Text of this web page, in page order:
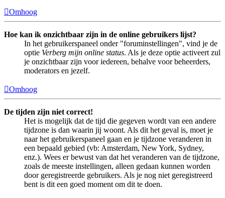
Omhoog
Hoe kan ik onzichtbaar zijn in de online gebruikers lijst?
In het gebruikerspaneel onder "foruminstellingen", vind je de
optie Verberg mijn online status. Als je deze optie activeert zul
je onzichtbaar zijn voor iedereen, behalve voor beheerders,
moderators en jezelf.
Omhoog
De tijden zijn niet correct!
Het is mogelijk dat de tijd die gegeven wordt van een andere
tijdzone is dan waarin jij woont. Als dit het geval is, moet je
naar het gebruikerspaneel gaan en je tijdzone veranderen in
een bepaald gebied (vb: Amsterdam, New York, Sydney,
enz.). Wees er bewust van dat het veranderen van de tijdzone,
zoals de meeste instellingen, alleen gedaan kunnen worden
door geregistreerde gebruikers. Als je nog niet geregistreerd
bent is dit een goed moment om dit te doen.